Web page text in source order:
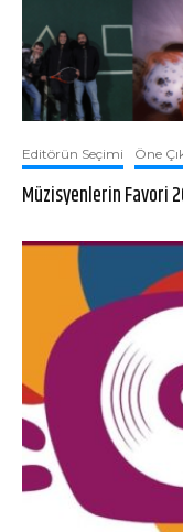
Editörün Seçimi Öne
Müzisyenlerin Favori